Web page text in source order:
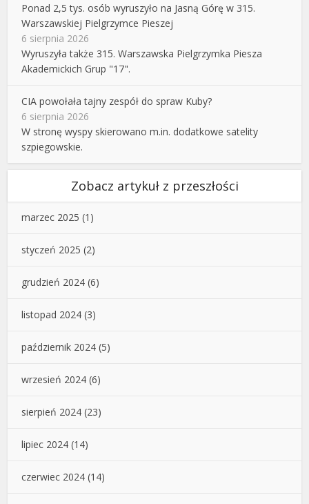
Ponad 2,5 tys. osób wyruszyło na Jasną Górę w 315.
Warszawskiej Pielgrzymce Pieszej
6 sierpnia 2026
Wyruszyła także 315. Warszawska Pielgrzymka Piesza
Akademickich Grup "17".
CIA powołała tajny zespół do spraw Kuby?
6 sierpnia 2026
W stronę wyspy skierowano m.in. dodatkowe satelity
szpiegowskie.
Zobacz artykuł z przeszłości
marzec 2025 (1)
styczeń 2025 (2)
grudzień 2024 (6)
listopad 2024 (3)
październik 2024 (5)
wrzesień 2024 (6)
sierpień 2024 (23)
lipiec 2024 (14)
czerwiec 2024 (14)